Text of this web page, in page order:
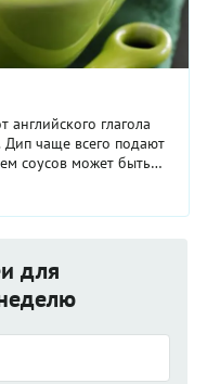
английского глагола
чаще всего подают
соусов может быть
для